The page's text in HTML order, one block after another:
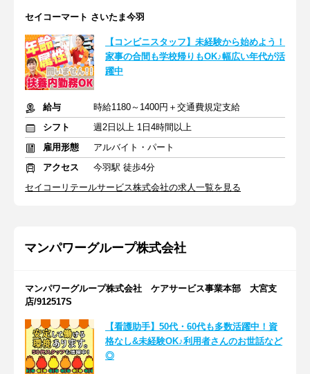
セイコーマート さいたま今羽
【コンビニスタッフ】未経験から始めよう！
家事の合間も学校帰りもOK♪幅広い年代が活
躍中
給与
時給1180～1400円＋交通費規定支給
シフト
週2日以上 1日4時間以上
雇用形態
アルバイト・パート
アクセス
今羽駅 徒歩4分
セイコーリテールサービス株式会社の求人一覧を見る
マンパワーグループ株式会社
マンパワーグループ株式会社 ケアサービス事業本部 大宮支
店/912517S
【看護助手】50代・60代も多数活躍中！資
格なし&未経験OK♪利用者さんのお世話など
◎